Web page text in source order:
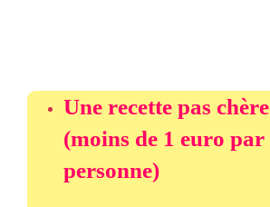
Une recette pas chère
(moins de 1 euro par
personne)